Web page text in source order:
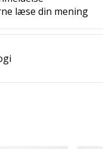
læse din mening